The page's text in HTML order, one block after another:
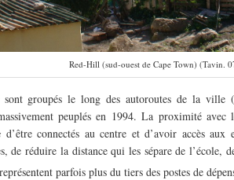
Red-Hill (sud-ouest de Cape Town) (Tavin.
groupés le long des autoroutes de la ville
peuplés en 1994. La proximité avec
d’être connectés au centre et d’avoir accès
de réduire la distance qui les sépare de l’école,
parfois plus du tiers des postes de